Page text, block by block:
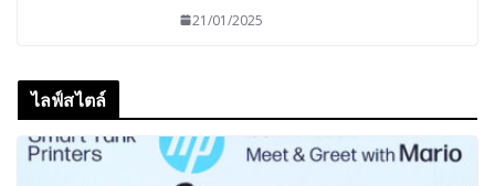
21/01/2025
ไลฟ์สไตล์